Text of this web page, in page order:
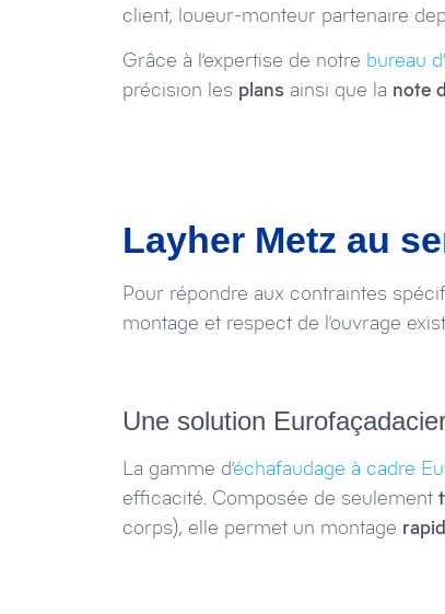
client, loueur-monteur partenaire
Grâce à l’expertise de notre bureau
précision les plans ainsi que la note
Layher Metz au
Pour répondre aux contraintes
montage et respect de l’ouvrage
Une solution
La gamme d’échafaudage à cadre
efficacité. Composée de seulement
corps), elle permet un montage